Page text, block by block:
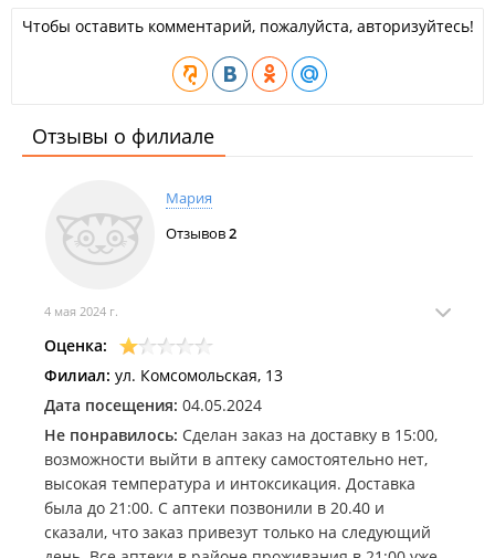
Чтобы оставить комментарий, пожалуйста, авторизуйтесь!
Отзывы о филиале
Мария
Отзывов2
4 мая 2024 г.
Оценка:
Филиал: ул. Комсомольская, 13
Дата посещения: 04.05.2024
Не понравилось: Сделан заказ на доставку в 15:00,
возможности выйти в аптеку самостоятельно нет,
высокая температура и интоксикация. Доставка
была до 21:00. С аптеки позвонили в 20.40 и
сказали, что заказ привезут только на следующий